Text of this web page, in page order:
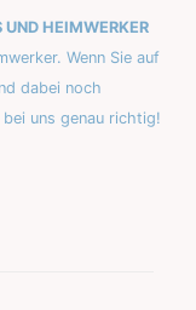
HEIMWERKER
Wenn Sie auf
dabei noch
uns genau richtig!